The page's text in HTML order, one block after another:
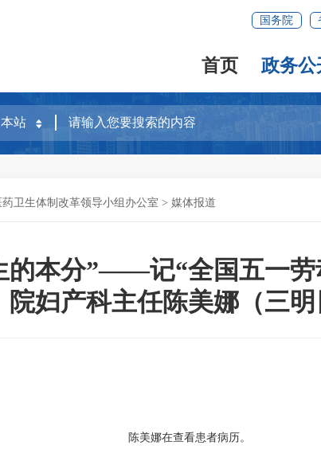
国务院
首页 政务公
卫生体制改革领导小组办公室 > 媒体报道
的本分”——记“全国五一
院妇产科主任陈美娜（三明
陈美娜在查看患者病历。